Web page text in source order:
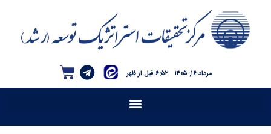
۶:۵۲ قبل از ظهر مرداد ۱۶, ۱۴۰۵